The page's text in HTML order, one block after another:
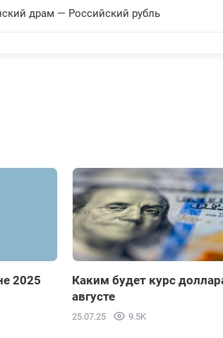
+0.2502
драм — Российский рубль
2025
Каким будет курс
августе
25.07.25 9.5K